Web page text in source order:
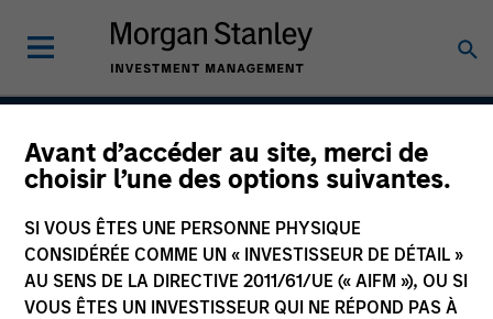
Avant d’accéder au site, merci de
choisir l’une des options suivantes.
SI VOUS ÊTES UNE PERSONNE PHYSIQUE
CONSIDÉRÉE COMME UN « INVESTISSEUR DE DÉTAIL »
AU SENS DE LA DIRECTIVE 2011/61/UE (« AIFM »), OU SI
VOUS ÊTES UN INVESTISSEUR QUI NE RÉPOND PAS À
Inception
Team Inception
December 1998